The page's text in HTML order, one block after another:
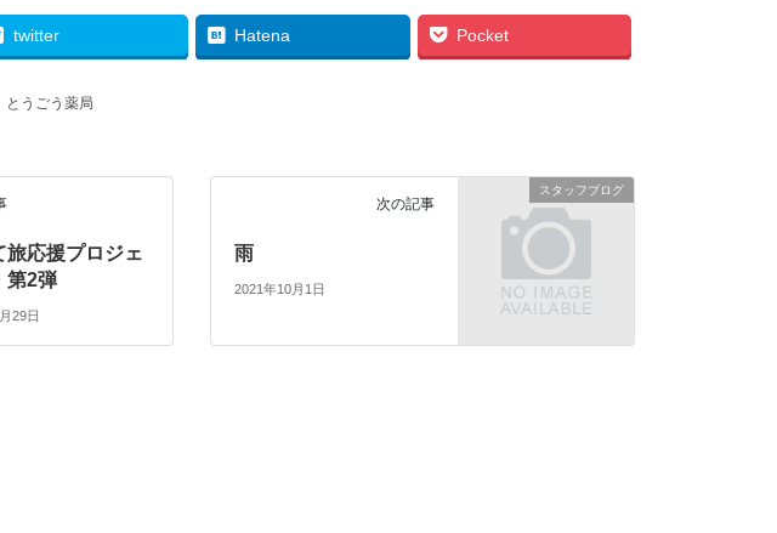
twitter Hatena Pocket
とうごう薬局
旅応援プロジェ
第2弾
29日
スタッフブログ
次の記事
雨
2021年10月1日